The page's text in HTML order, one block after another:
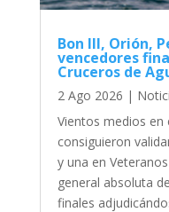
Bon III, Orión,
vencedores
Cruceros de
2 Ago 2026 |
Vientos medios
consiguieron
y una en
general absoluta
finales